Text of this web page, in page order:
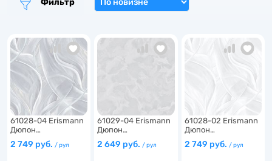
6
61028-04 Erismann
Дюпон…
2 749 руб. / рул
61029-04 Erismann
Дюпон…
2 649 руб./ рул
61028-02 Erismann
Дюпон…
2 749 руб. / рул